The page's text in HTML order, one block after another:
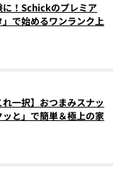
！Schickのプレミア
で始めるワンランク上
れ一択】おつまみスナッ
と」で簡単＆極上の家